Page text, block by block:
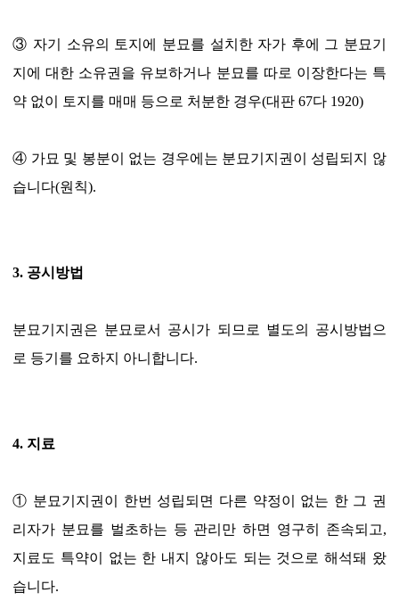
③ 자기 소유의 토지에 분묘를 설치한 자가 후에 그 분묘기
지에 대한 소유권을 유보하거나 분묘를 따로 이장한다는 특
약 없이 토지를 매매 등으로 처분한 경우(대판 67다 1920)
④ 가묘 및 봉분이 없는 경우에는 분묘기지권이 성립되지 않
습니다(원칙).
3. 공시방법
분묘기지권은 분묘로서 공시가 되므로 별도의 공시방법으
로 등기를 요하지 아니합니다.
4. 지료
① 분묘기지권이 한번 성립되면 다른 약정이 없는 한 그 권
리자가 분묘를 벌초하는 등 관리만 하면 영구히 존속되고,
지료도 특약이 없는 한 내지 않아도 되는 것으로 해석돼 왔
습니다.